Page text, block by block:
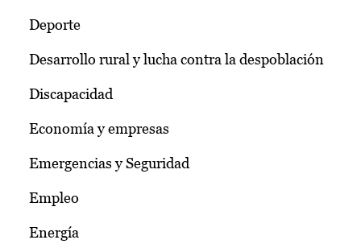
Deporte
Desarrollo rural y lucha contra la despoblación
Discapacidad
Economía y empresas
Emergencias y Seguridad
Empleo
Energía